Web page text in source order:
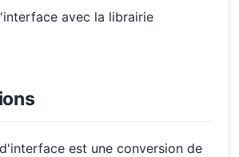
avec la librairie
est une conversion de